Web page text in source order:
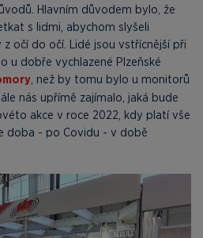
Hlavním důvodem bylo, že
s lidmi, abychom slyšeli
očí do očí. Lidé jsou vstřícnější při
u dobře vychlazené Plzeňské
, než by tomu bylo u monitorů
nás upřímě zajímalo, jaká bude
akce v roce 2022, kdy platí vše
doba - po Covidu - v době